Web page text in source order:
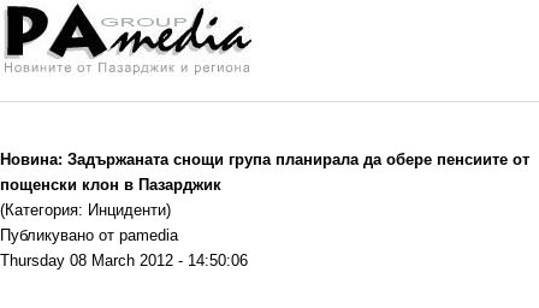
Новина: Задържаната снощи група планирала да обере пенсиите от
пощенски клон в Пазарджик
(Категория: Инциденти)
Публикувано от pamedia
Thursday 08 March 2012 - 14:50:06